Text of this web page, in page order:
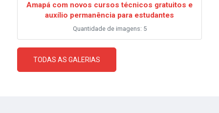
Amapá com novos cursos técnicos gratuitos e
auxílio permanência para estudantes
Quantidade de imagens: 5
TODAS AS GALERIAS